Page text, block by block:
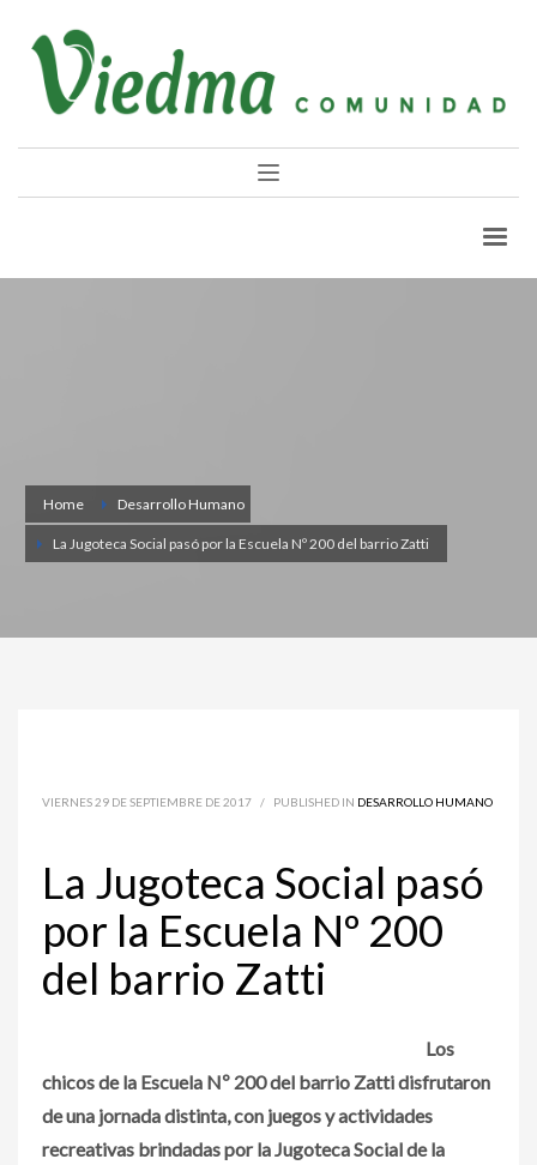
Home Desarrollo Humano
La Jugoteca Social pasó por la Escuela Nº 200 del barrio Zatti
VIERNES 29 DE SEPTIEMBRE DE 2017 / PUBLISHED IN DESARROLLO HUMANO
La Jugoteca Social pasó
por la Escuela Nº 200
del barrio Zatti
Los
chicos de la Escuela Nº 200 del barrio Zatti disfrutaron
de una jornada distinta, con juegos y actividades
recreativas brindadas por la Jugoteca Social de la